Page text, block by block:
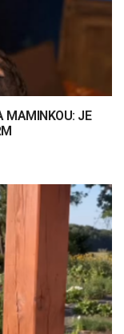
MAMINKOU: JE